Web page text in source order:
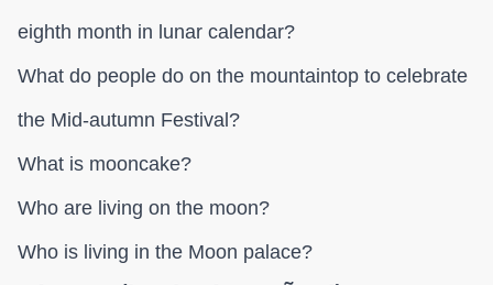
eighth month in lunar calendar?
What do people do on the mountaintop to celebrate
the Mid-autumn Festival?
What is mooncake?
Who are living on the moon?
Who is living in the Moon palace?